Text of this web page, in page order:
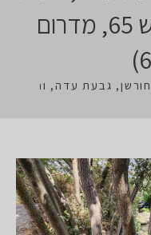
הנדיב (מצפון לכביש 65, מדרום
גבעת עדה, ורמת הנדיב (מצפון